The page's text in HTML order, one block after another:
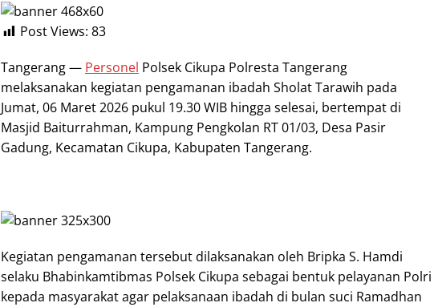
Post Views: 83
Tangerang — Personel Polsek Cikupa Polresta Tangerang
melaksanakan kegiatan pengamanan ibadah Sholat Tarawih pada
Jumat, 06 Maret 2026 pukul 19.30 WIB hingga selesai, bertempat di
Masjid Baiturrahman, Kampung Pengkolan RT 01/03, Desa Pasir
Gadung, Kecamatan Cikupa, Kabupaten Tangerang.
Kegiatan pengamanan tersebut dilaksanakan oleh Bripka S. Hamdi
selaku Bhabinkamtibmas Polsek Cikupa sebagai bentuk pelayanan Polri
kepada masyarakat agar pelaksanaan ibadah di bulan suci Ramadhan